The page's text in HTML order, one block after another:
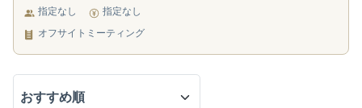
指定なし
指定なし
オフサイトミーティング